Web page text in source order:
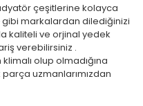
çeşitlerine kolayca
gibi markalardan dilediğinizi
kaliteli ve orjinal yedek
verebilirsiniz .
olup olmadığına
uzmanlarımızdan